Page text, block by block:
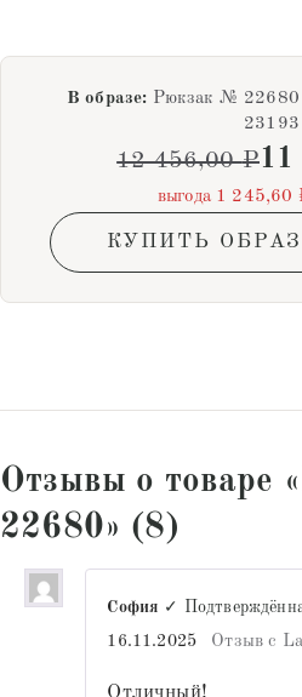
В образе: Рюкзак № 22680
23193
12 456,00₽11
выгода 1
КУПИТЬ
Отзывы о товаре
22680» (8)
София ✓
16.11.2025
Отзыв с